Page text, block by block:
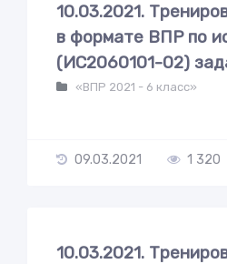
10.03.2021.
в формате ВПР по
(ИС2060101-02)
«ВПР 2021 - 6 класс»
09.03.2021 1 320
10.03.2021.